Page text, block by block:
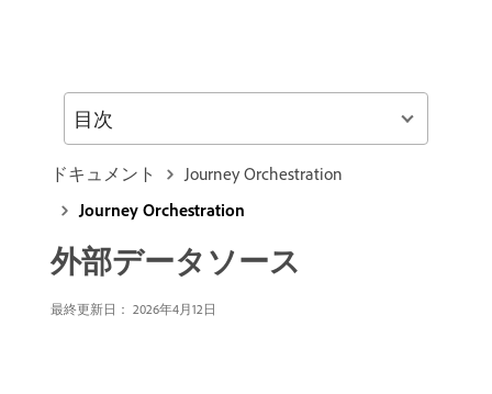
ドキュメント
Journey Orchestration
Journey Orchestration
外部データソース
最終更新日： 2026年4月12日
目次